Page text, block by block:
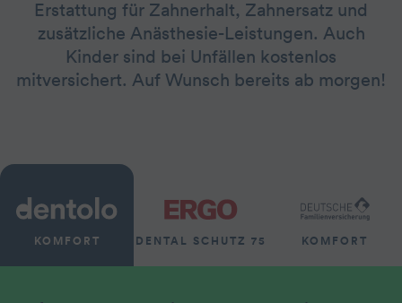
Erstattung für Zahnerhalt, Zahnersatz und
zusätzliche Anästhesie-Leistungen. Auch
Kinder sind bei Unfällen kostenlos
mitversichert. Auf Wunsch bereits ab morgen!
KOMFORT DENTAL SCHUTZ 75 KOMFORT